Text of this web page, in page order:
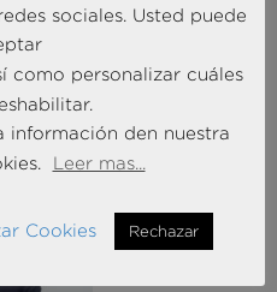
ACTUALIDAD
sociales. Usted puede
como personalizar cuáles
información den nuestra
Leer mas...
Cookies Rechazar